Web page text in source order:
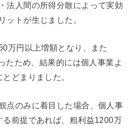
法人間の所得分散によって実効
ットが生じました。
万円以上増額となり、また
たため、結果的には個人事業よ
どまりました。
点のみに着目した場合、個人事
前提であれば、粗利益1200万